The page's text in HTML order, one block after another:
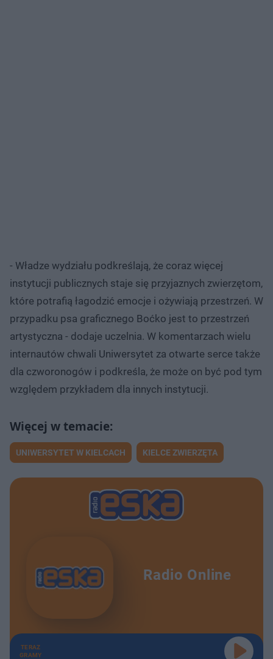
- Władze wydziału podkreślają, że coraz więcej
instytucji publicznych staje się przyjaznych zwierzętom,
które potrafią łagodzić emocje i ożywiają przestrzeń. W
przypadku psa graficznego Boćko jest to przestrzeń
artystyczna - dodaje uczelnia. W komentarzach wielu
internautów chwali Uniwersytet za otwarte serce także
dla czworonogów i podkreśla, że może on być pod tym
względem przykładem dla innych instytucji.
UNIWERSYTET W KIELCACH KIELCE ZWIERZĘTA
Radio Online
TERAZ
GRAMY